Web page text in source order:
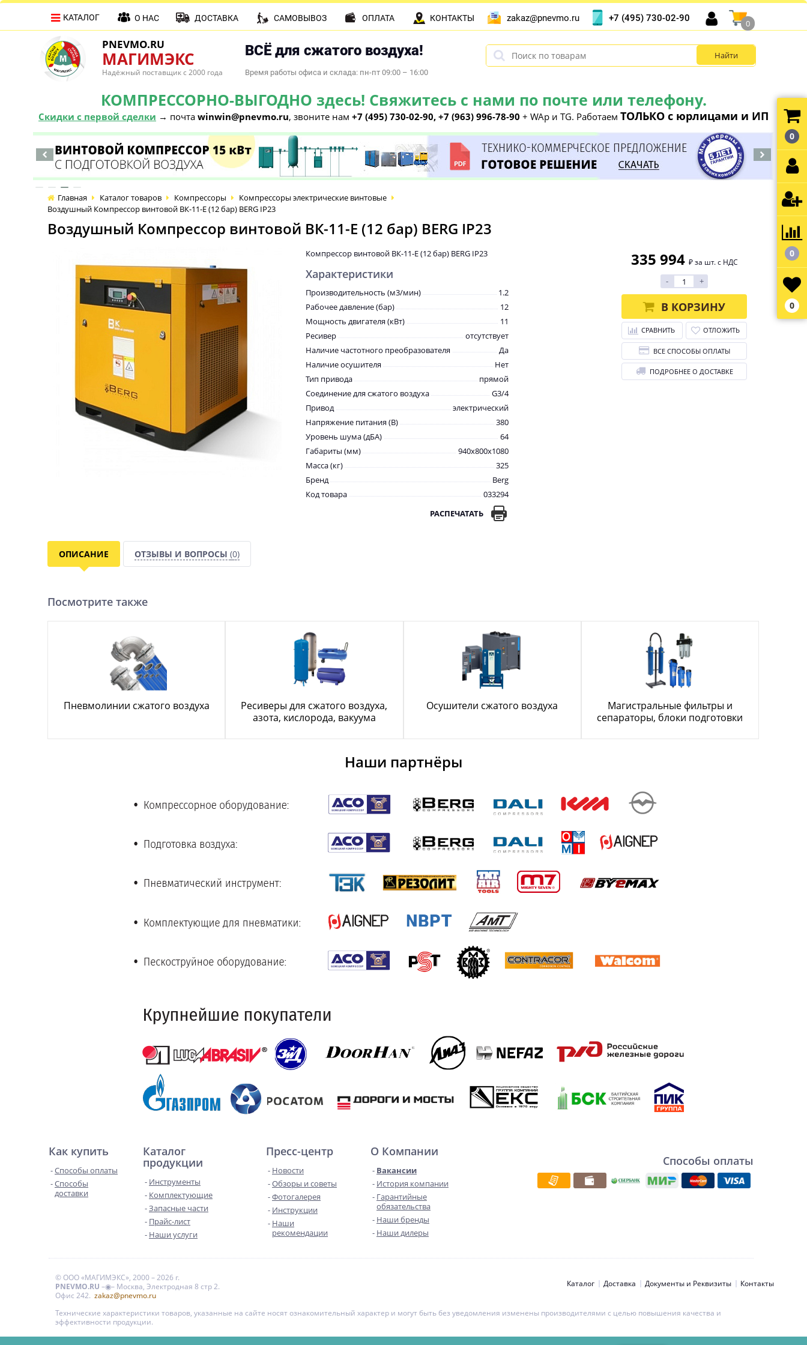
PNEVMO.RU
МАГИМЭКС
Надёжный поставщик с 2000 года
ВСЁ для сжатого воздуха!
Время работы офиса и склада: пн-пт 09:00 – 16:00
КОМПРЕССОРНО-ВЫГОДНО здесь! Свяжитесь с нами по почте или телефону.
Скидки с первой сделки → почта winwin@pnevmo.ru, звоните нам +7 (495) 730-02-90, +7 (963) 996-78-90 + WAp и TG. Работаем ТОЛЬКО с юрлицами и ИП
КАТАЛОГ О НАС ДОСТАВКА САМОВЫВОЗ ОПЛАТА КОНТАКТЫ zakaz@pnevmo.ru +7 (495) 730-02-90
0
Главная Каталог товаров Компрессоры
Компрессоры электрические винтовые
Воздушный Компрессор винтовой ВК-11-E (12 бар) BERG IP23
Воздушный Компрессор винтовой ВК-11-E (12 бар) BERG IP23
Компрессор винтовой ВК-11-E (12 бар) BERG IP23
Характеристики
Производительность (м3/мин)
1.2
Рабочее давление (бар)
12
Мощность двигателя (кВт)
11
Ресивер
отсутствует
Наличие частотного преобразователя
Да
Наличие осушителя
Нет
Тип привода
прямой
Соединение для сжатого воздуха
G3/4
Привод
электрический
Напряжение питания (В)
380
Уровень шума (дБА)
64
Габариты (мм)
940x800x1080
Масса (кг)
325
Бренд
Berg
Код товара
033294
РАСПЕЧАТАТЬ
335 994 ₽ за шт. с НДС
- +
В КОРЗИНУ
СРАВНИТЬ ОТЛОЖИТЬ
ВСЕ СПОСОБЫ ОПЛАТЫ
ПОДРОБНЕЕ О ДОСТАВКЕ
ОПИСАНИЕ ОТЗЫВЫ И ВОПРОСЫ (0)
Посмотрите также
Пневмолинии сжатого воздуха
Ресиверы для сжатого воздуха,
азота, кислорода, вакуума
Осушители сжатого воздуха
Магистральные фильтры и
сепараторы, блоки подготовки
Наши партнёры
Как купить
Способы оплаты
Способы
доставки
Каталог
продукции
Инструменты
Комплектующие
Запасные части
Прайс-лист
Наши услуги
Пресс-центр
Новости
Обзоры и советы
Фотогалерея
Инструкции
Наши
рекомендации
О Компании
Вакансии
История компании
Гарантийные
обязательства
Наши бренды
Наши дилеры
Способы оплаты
© ООО «МАГИМЭКС», 2000 – 2026 г.
PNEVMO.RU –◉– Москва, Электродная 8 стр 2.
Офис 242. zakaz@pnevmo.ru
Каталог Доставка Документы и Реквизиты Контакты
0
0
0
Технические характеристики товаров, указанные на сайте носят ознакомительный характер и могут быть без уведомления изменены производителями с целью повышения качества и
эффективности продукции.